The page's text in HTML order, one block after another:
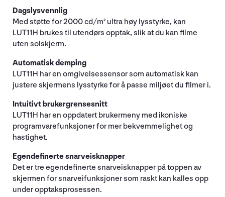
Dagslysvennlig
Med støtte for 2000 cd/m² ultra høy lysstyrke, kan
LUT11H brukes til utendørs opptak, slik at du kan filme
uten solskjerm.
Automatisk demping
LUT11H har en omgivelsessensor som automatisk kan
justere skjermens lysstyrke for å passe miljøet du filmer i.
Intuitivt brukergrensesnitt
LUT11H har en oppdatert brukermeny med ikoniske
programvarefunksjoner for mer bekvemmelighet og
hastighet.
Egendefinerte snarveisknapper
Det er tre egendefinerte snarveisknapper på toppen av
skjermen for snarveifunksjoner som raskt kan kalles opp
under opptaksprosessen.